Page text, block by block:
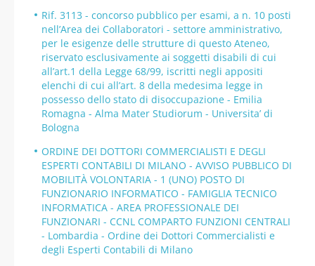
Rif. 3113 - concorso pubblico per esami, a n. 10 posti
nell’Area dei Collaboratori - settore amministrativo,
per le esigenze delle strutture di questo Ateneo,
riservato esclusivamente ai soggetti disabili di cui
all’art.1 della Legge 68/99, iscritti negli appositi
elenchi di cui all’art. 8 della medesima legge in
possesso dello stato di disoccupazione - Emilia
Romagna - Alma Mater Studiorum - Universita’ di
Bologna
ORDINE DEI DOTTORI COMMERCIALISTI E DEGLI
ESPERTI CONTABILI DI MILANO - AVVISO PUBBLICO DI
MOBILITÀ VOLONTARIA - 1 (UNO) POSTO DI
FUNZIONARIO INFORMATICO - FAMIGLIA TECNICO
INFORMATICA - AREA PROFESSIONALE DEI
FUNZIONARI - CCNL COMPARTO FUNZIONI CENTRALI
- Lombardia - Ordine dei Dottori Commercialisti e
degli Esperti Contabili di Milano